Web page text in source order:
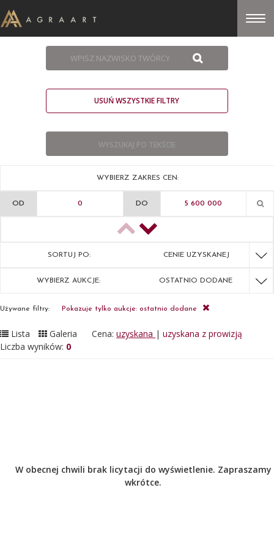
USUŃ WSZYSTKIE FILTRY
WYBIERZ ZAKRES CEN:
OD DO
SORTUJ PO: CENIE UZYSKANEJ
WYBIERZ AUKCJE: OSTATNIO DODANE
Używane filtry: Pokazuje tylko aukcje: ostatnio dodane
Lista Galeria Cena: uzyskana | uzyskana z prowizją
Liczba wyników: 0
W obecnej chwili brak licytacji do wyświetlenie. Zapraszamy
wkrótce.